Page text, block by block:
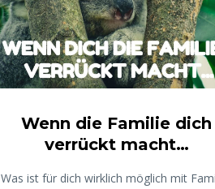
Wenn die Familie dich
verrückt macht…
Was ist für dich wirklich möglich mit